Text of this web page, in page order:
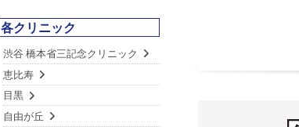
各クリニック
渋谷 橋本省三記念クリニック
恵比寿
目黒
自由が丘